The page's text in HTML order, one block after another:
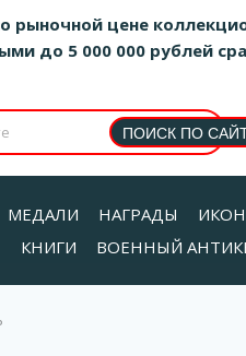
рыночной цене
до 5 000 000 рублей
МЕДАЛИ НАГРАДЫ
КНИГИ ВОЕННЫЙ